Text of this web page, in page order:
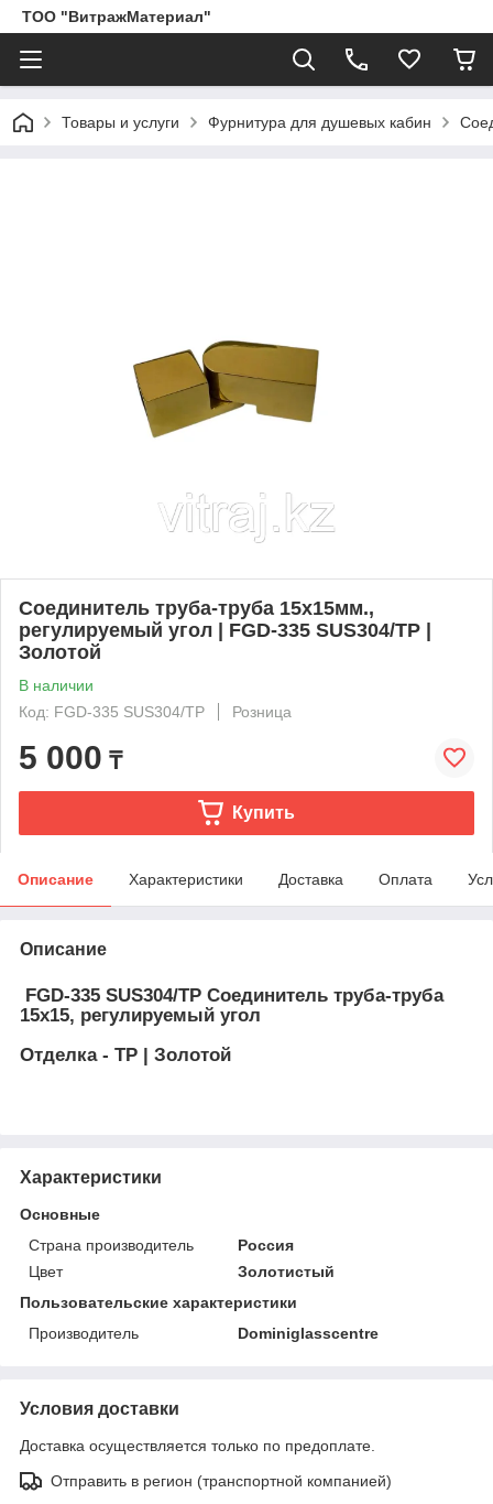
ТОО "ВитражМатериал"
Товары и услуги Фурнитура для душевых кабин
Соединитель труба-труба 15х15мм.,
регулируемый угол | FGD-335 SUS304/TP |
Золотой
В наличии
Код: FGD-335 SUS304/TP
Розница
5 000 ₸
Купить
Описание Характеристики Доставка Оплата
Описание
FGD-335 SUS304/TP Соединитель труба-труба
15х15, регулируемый угол
Отделка - TP | Золотой
Характеристики
Основные
Страна производитель
Россия
Цвет
Золотистый
Пользовательские характеристики
Производитель
Dominiglasscentre
Условия доставки
Доставка осуществляется только по предоплате.
Отправить в регион (транспортной компанией)